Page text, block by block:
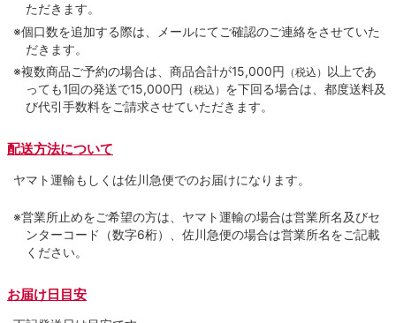
ただきます。
※個口数を追加する際は、メールにてご確認のご連絡をさせていた
だきます。
※複数商品ご予約の場合は、商品合計が15,000円 （税込） 以上であ
っても1回の発送で15,000円 （税込） を下回る場合は、都度送料及
び代引手数料をご請求させていただきます。
配送方法について
ヤマト運輸もしくは佐川急便でのお届けになります。
※営業所止めをご希望の方は、ヤマト運輸の場合は営業所名及びセ
ンターコード（数字6桁）、佐川急便の場合は営業所名をご記載
ください。
お届け日目安